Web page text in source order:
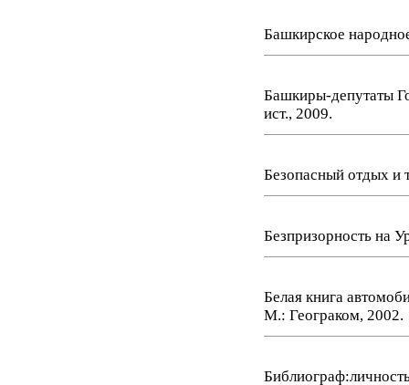
Башкирское
Башкиры-депутаты
ист., 2009.
Безопасный отдых и
Безпризорность на
Белая книга
М.: Геограком, 2002.